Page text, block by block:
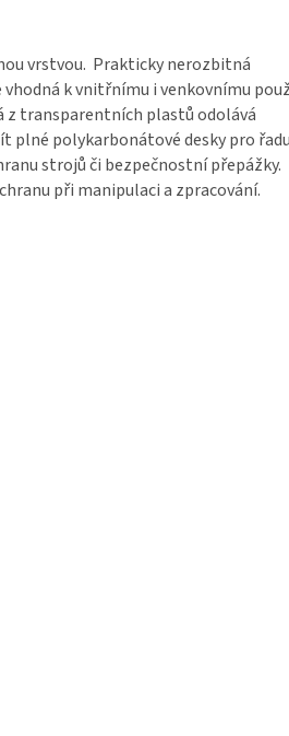
vrstvou. Prakticky nerozbitná
vhodná k vnitřnímu i venkovnímu
z transparentních plastů odolává
plné polykarbonátové deskypro řadu
strojů či bezpečnostní přepážky.
při manipulaci a zpracování.